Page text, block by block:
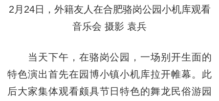
2月24日，外籍友人在合肥骆岗公园小机库观看
音乐会 摄影 袁兵
当天下午，在骆岗公园，一场别开生面的
特色演出首先在园博小镇小机库拉开帷幕。此
后大家集体观看颇具节日特色的舞龙民俗游园